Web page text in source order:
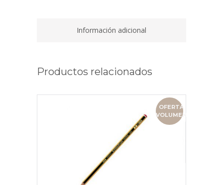
Información adicional
Productos relacionados
OFERTA
VOLUMEN